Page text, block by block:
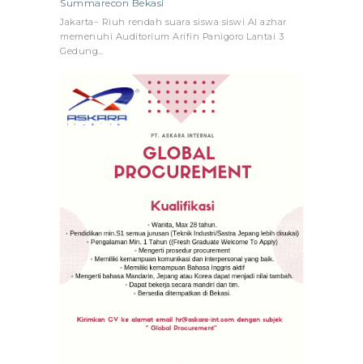
Summarecon Bekasi
Jakarta– Riuh rendah suara siswa siswi Al azhar
memenuhi Auditorium Arifin Panigoro Lantai 3
Gedung…